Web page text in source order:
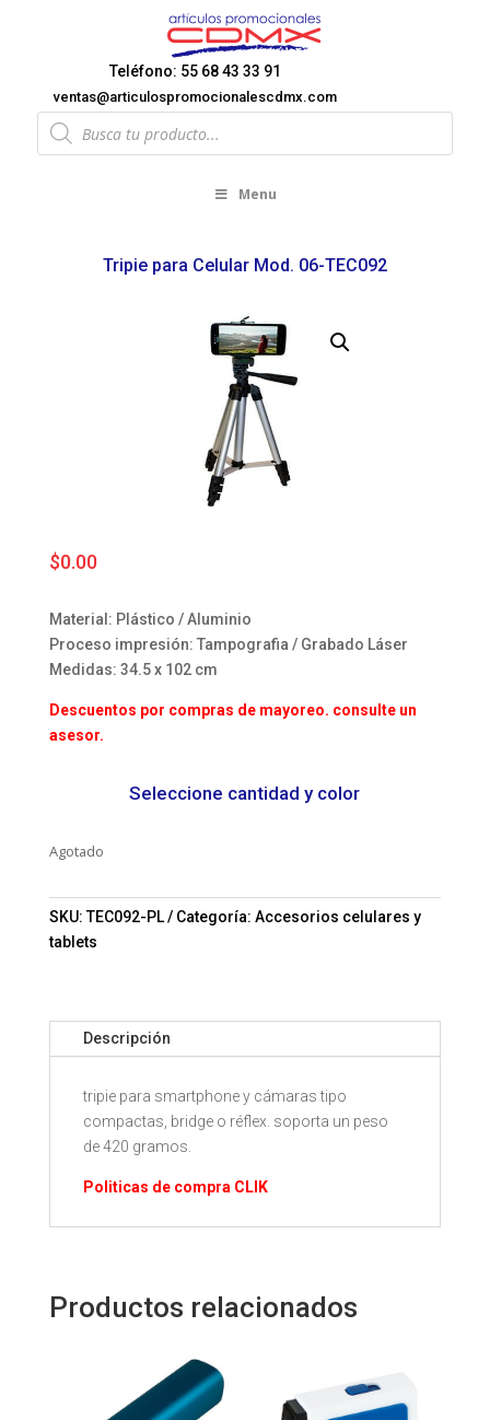
Teléfono: 55 68 43 33 91
ventas@articulospromocionalescdmx.com
Products
search
Menu
Tripie para Celular Mod. 06-TEC092
$0.00
Material: Plástico / Aluminio
Proceso impresión: Tampografia / Grabado Láser
Medidas: 34.5 x 102 cm
Descuentos por compras de mayoreo. consulte un
asesor.
Seleccione cantidad y color
Agotado
SKU:TEC092-PL Categoría: Accesorios celulares y
tablets
Descripción
tripie para smartphone y cámaras tipo
compactas, bridge o réflex. soporta un peso
de 420 gramos.
Politicas de compra CLIK
Productos relacionados